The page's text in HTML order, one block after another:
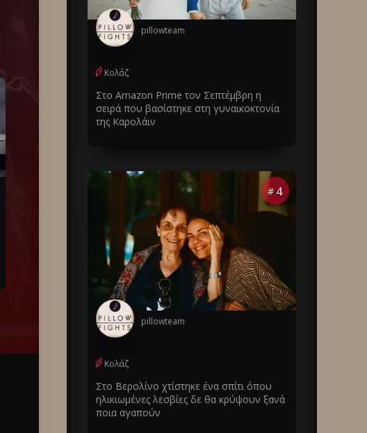
pillowteam
Κολάζ
Στο Amazon Prime τον Σεπτέμβρη η
σειρά που βασίστηκε στη γυναικοκτονία
της Καρολάιν
# 4
pillowteam
Κολάζ
Στο Βερολίνο χτίστηκε ένα σπίτι όπου
ηλικιωμένες λεσβίες δε θα κρύψουν ξανά
ποια αγαπούν